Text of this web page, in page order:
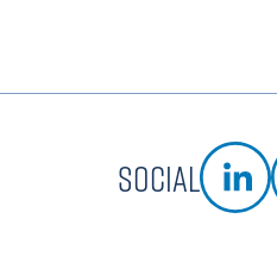
Social